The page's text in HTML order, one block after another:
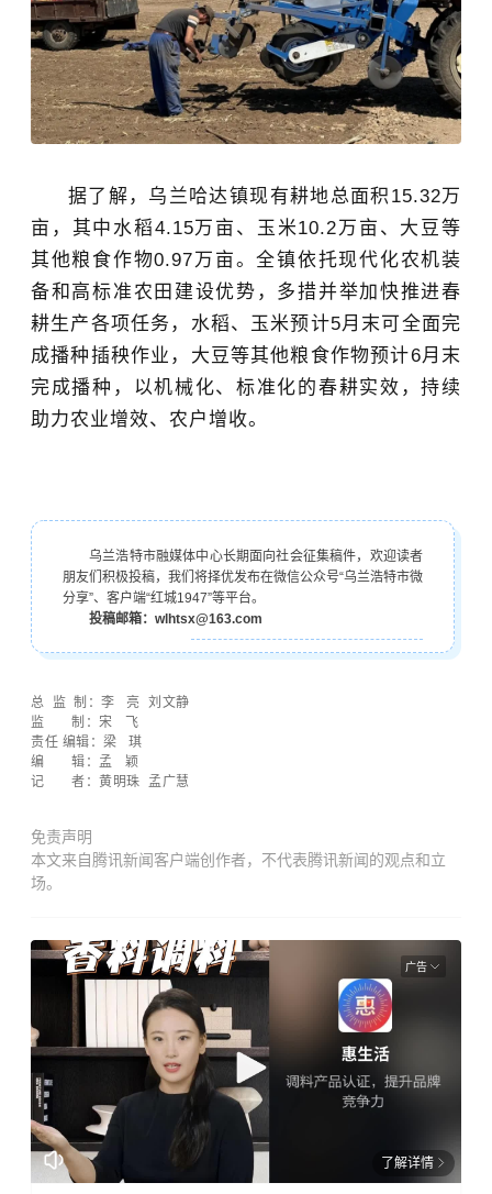
据了解，乌兰哈达镇现有耕地总面积 15.32万
亩，其中水稻4.15万亩、玉米10.2万亩、大豆等
其他粮食作物0.97万亩。全镇依托现代化农机装
备和高标准农田建设优势，多措并举加快推进春
耕生产各项任务 ，水稻、玉米预计5月末可全面完
成播种插秧作业 ，大豆等其他粮食作物预计6月末
完成播种，以机械化、标准化的春耕实效，持续
助力农业增效、农户增收。
乌兰浩特市融媒体中心长期面向社会征集稿件，欢迎读者
朋友们积极投稿，我们将择优发布在微信公众号“乌兰浩特市微
分享”、客户端“红城1947”等平台。
投稿邮箱：wlhtsx@163.com
总 监 制：李 亮 刘文静
监 制：宋 飞
责任 编辑：梁 琪
编 辑：孟 颖
记 者：黄明珠 孟广慧
免责声明
本文来自腾讯新闻客户端创作者，不代表腾讯新闻的观点和立
场。
广告
了解详情